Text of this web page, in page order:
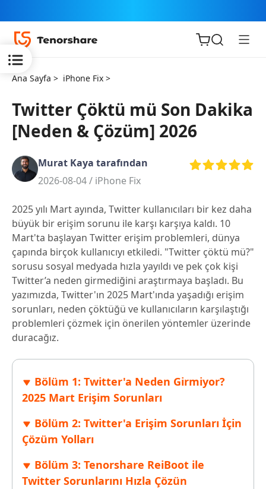
ReiBoot
PDNob
iAnyGo
Ana Sayfa > iPhone Fix >
Twitter Çöktü mü Son Dakika
[Neden & Çözüm] 2026
Murat Kaya tarafından
2026-08-04 / iPhone Fix
2025 yılı Mart ayında, Twitter kullanıcıları bir kez daha
büyük bir erişim sorunu ile karşı karşıya kaldı. 10
Mart'ta başlayan Twitter erişim problemleri, dünya
çapında birçok kullanıcıyı etkiledi. "Twitter çöktü mü?"
sorusu sosyal medyada hızla yayıldı ve pek çok kişi
Twitter’a neden girmediğini araştırmaya başladı. Bu
yazımızda, Twitter'ın 2025 Mart'ında yaşadığı erişim
sorunları, neden çöktüğü ve kullanıcıların karşılaştığı
problemleri çözmek için önerilen yöntemler üzerinde
duracağız.
Bölüm 1: Twitter'a Neden Girmiyor?
2025 Mart Erişim Sorunları
Bölüm 2: Twitter'a Erişim Sorunları İçin
Çözüm Yolları
Bölüm 3: Tenorshare ReiBoot ile
Twitter Sorunlarını Hızla Çözün